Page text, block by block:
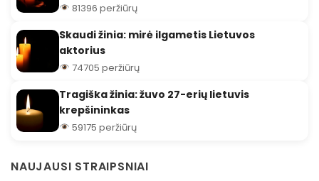
81396 peržiūrų
Skaudi žinia: mirė ilgametis Lietuvos
aktorius
74705 peržiūrų
Tragiška žinia: žuvo 27-erių lietuvis
krepšininkas
59175 peržiūrų
NAUJAUSI STRAIPSNIAI